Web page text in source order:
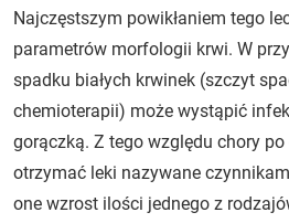
Najczęstszym powikłaniem tego
parametrów morfologii krwi. W
spadku białych krwinek (szczyt
chemioterapii) może wystąpić
gorączką. Z tego względu chory
otrzymać leki nazywane
one wzrost ilości jednego z